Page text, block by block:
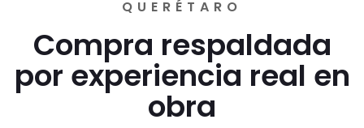
QUERÉTARO
Compra respaldada
por experiencia real en
obra